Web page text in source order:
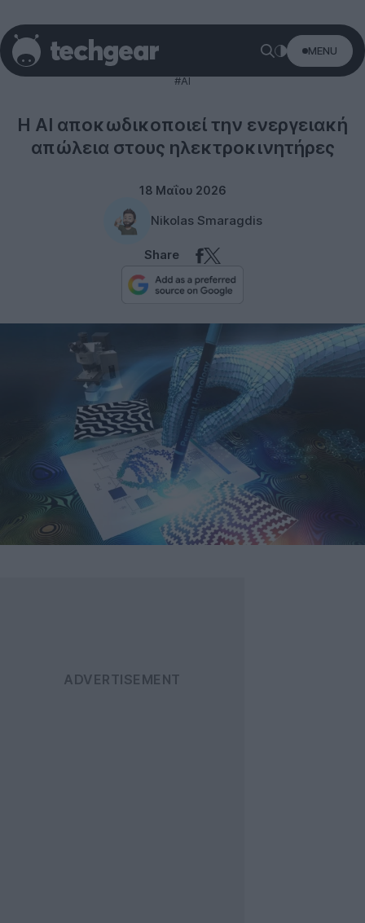
MENU
Technology
#AI
Η AI αποκωδικοποιεί την ενεργειακή
απώλεια στους ηλεκτροκινητήρες
18 Μαΐου 2026
Nikolas Smaragdis
Share